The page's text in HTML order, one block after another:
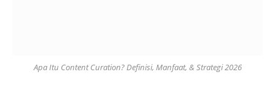
Apa Itu Content Curation? Definisi, Manfaat, & Strategi 2026